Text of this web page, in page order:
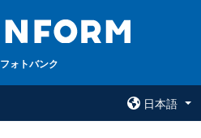
フォトバンク
日本語